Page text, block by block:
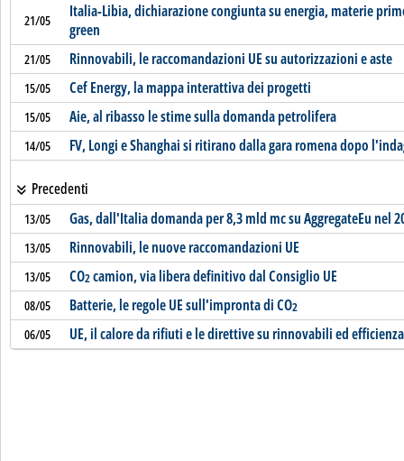
21/05
Italia-Libia, dichiarazione congiunta su energia, materie
green
21/05 Rinnovabili, le raccomandazioni UE su autorizzazioni e aste
15/05 Cef Energy, la mappa interattiva dei progetti
15/05 Aie, al ribasso le stime sulla domanda petrolifera
14/05 FV, Longi e Shanghai si ritirano dalla gara romena dopo
Precedenti
13/05 Gas, dall'Italia domanda per 8,3 mld mc su AggregateEu nel
13/05 Rinnovabili, le nuove raccomandazioni UE
13/05 CO2camion, via libera definitivo dal Consiglio UE
08/05 Batterie, le regole UE sull'impronta di CO2
06/05 UE, il calore da rifiuti e le direttive su rinnovabili ed efficienza